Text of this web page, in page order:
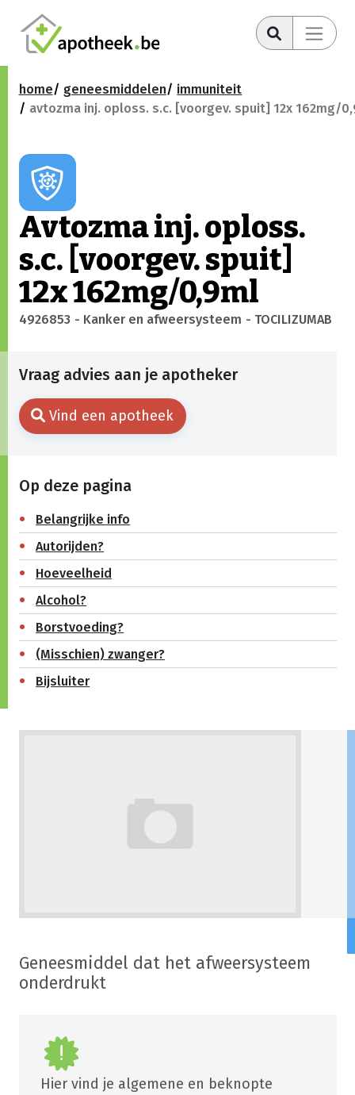
home geneesmiddelen
immuniteit
avtozma inj. oploss. s.c. [voorgev. spuit] 12x 162mg/
Avtozma inj. oploss.
s.c. [voorgev. spuit]
12x 162mg/0,9ml
4926853 - Kanker en afweersysteem - TOCILIZUMAB
Vraag advies aan je apotheker
Vind een apotheek
Op deze pagina
Belangrijke info
Autorijden?
Hoeveelheid
Alcohol?
Borstvoeding?
(Misschien) zwanger?
Bijsluiter
Geneesmiddel dat het afweersysteem
onderdrukt
Hier vind je algemene en beknopte